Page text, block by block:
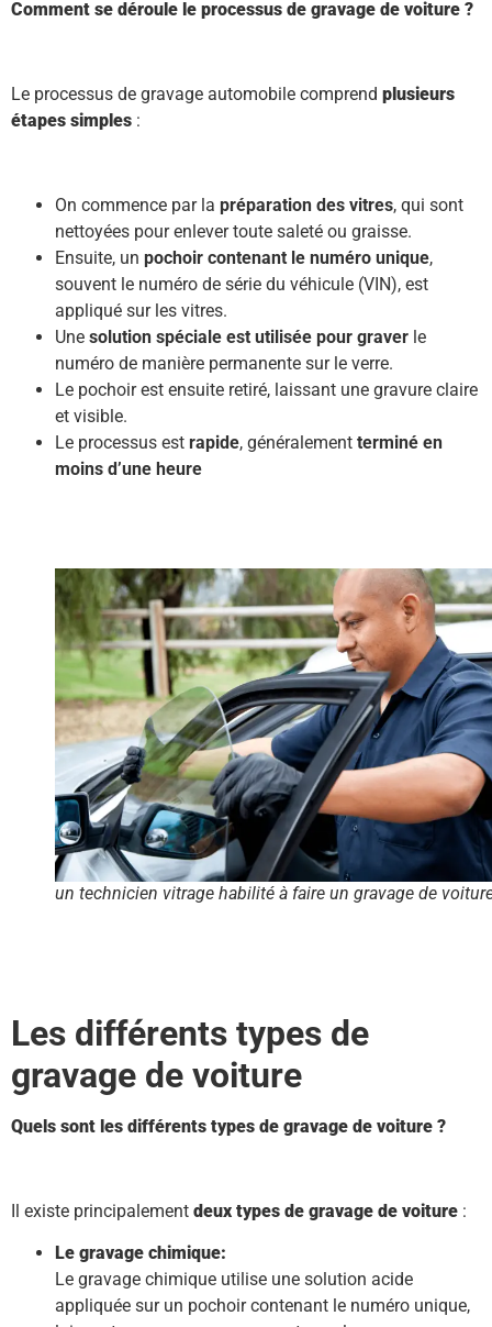
Comment se déroule le processus de gravage de voiture ?
Le processus de gravage automobile comprend plusieurs
étapes simples :
On commence par la préparation des vitres, qui sont
nettoyées pour enlever toute saleté ou graisse.
Ensuite, un pochoir contenant le numéro unique,
souvent le numéro de série du véhicule (VIN), est
appliqué sur les vitres.
Une solution spéciale est utilisée pour graver le
numéro de manière permanente sur le verre.
Le pochoir est ensuite retiré, laissant une gravure claire
et visible.
Le processus est rapide, généralement terminé en
moins d’une heure
un technicien vitrage habilité à faire un gravage de
Les différents types de
gravage de voiture
Quels sont les différents types de gravage de voiture ?
Il existe principalement deux types de gravage de voiture :
Le gravage chimique:
Le gravage chimique utilise une solution acide
appliquée sur un pochoir contenant le numéro unique,